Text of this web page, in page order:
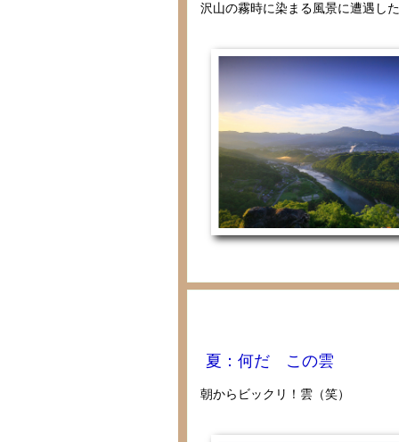
沢山の霧時に染まる風景に遭遇し
夏：何だ この雲
朝からビックリ！雲（笑）